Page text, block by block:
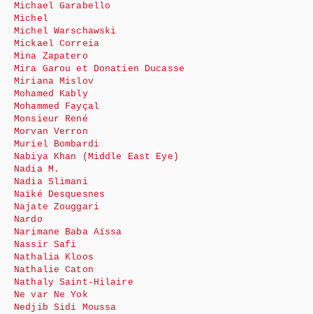
Michael Garabello
Michel
Michel Warschawski
Mickael Correia
Mina Zapatero
Mira Garou et Donatien Ducasse
Miriana Mislov
Mohamed Kably
Mohammed Fayçal
Monsieur René
Morvan Verron
Muriel Bombardi
Nabiya Khan (Middle East Eye)
Nadia M.
Nadia Slimani
Naïké Desquesnes
Najate Zouggari
Nardo
Narimane Baba Aïssa
Nassir Safi
Nathalia Kloos
Nathalie Caton
Nathaly Saint-Hilaire
Ne var Ne Yok
Nedjib Sidi Moussa